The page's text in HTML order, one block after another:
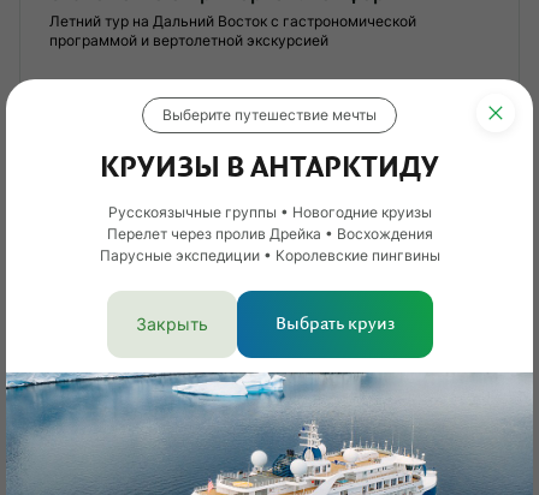
Летний тур на Дальний Восток с гастрономической
программой и вертолетной экскурсией
Обзорные туры
От 498 000 ₽
Смотреть тур
Новинка Индивидуальный тур Кешбэк 3%
Выберите путешествие мечты
КРУИЗЫ В АНТАРКТИДУ
Русскоязычные группы • Новогодние круизы
Перелет через пролив Дрейка • Восхождения
Парусные экспедиции • Королевские пингвины
Закрыть Выбрать круиз